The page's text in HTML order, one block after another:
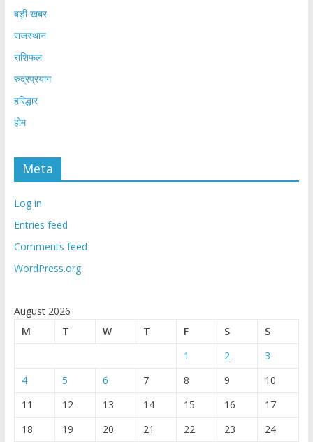
बड़ी खबर
राजस्थान
राशिफल
रुद्रप्रयाग
हरिद्धार
होम
Meta
Log in
Entries feed
Comments feed
WordPress.org
August 2026
M
T W T F S
S
1
2
3
4
5 6 7 8 9
10
11
12 13 14 15 16
17
18
19 20 21 22 23 24